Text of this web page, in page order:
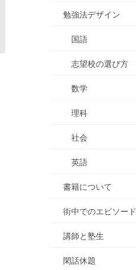
勉強法デザイン
国語
志望校の選び方
数学
理科
社会
英語
書籍について
街中でのエピソード
講師と塾生
閑話休題